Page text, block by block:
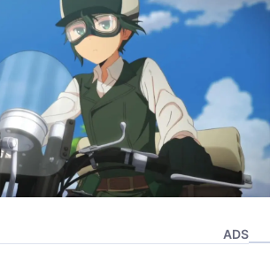
ADS